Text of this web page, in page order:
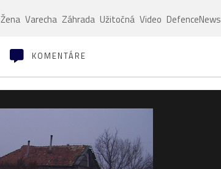
Žena Varecha Záhrada Užitočná Video DefenceNews
KOMENTÁRE